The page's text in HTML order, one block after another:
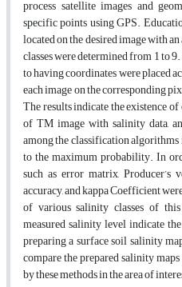
process satellite images and
specific points using GPS.
located on the desired image with
classes were determined from 1 to
to having coordinates were placed
each image on the corresponding
The results indicate the existence
of TM image with salinity data,
among the classification
to the maximum probability. In
such as error matrix, Producer’s
accuracy, and kappa Coefficient
of various salinity classes of
measured salinity level indicate
preparing a surface soil salinity
compare the prepared salinity
by these methods in the area of